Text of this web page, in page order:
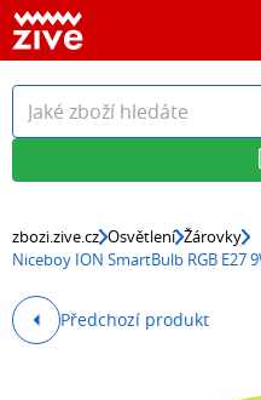
zbozi.zive.cz Osvětlení Žárovky
Niceboy ION SmartBulb RGB E27
Předchozí produkt